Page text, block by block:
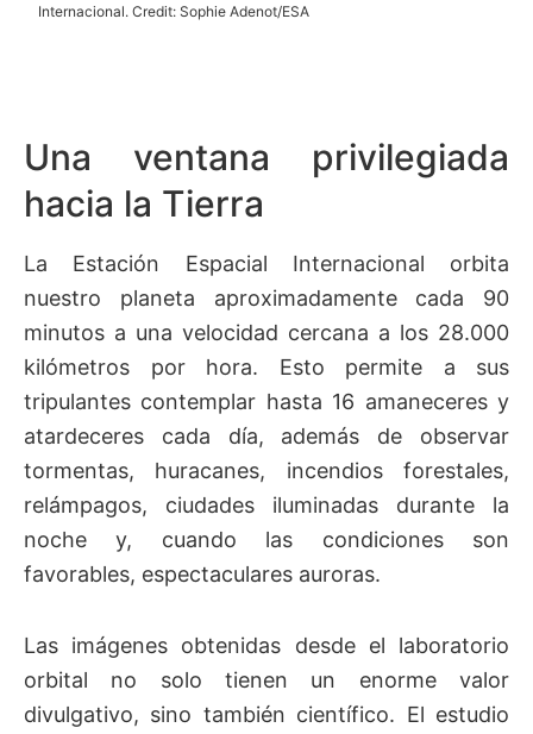
Internacional. Credit: Sophie Adenot/ESA
Una ventana privilegiada
hacia la Tierra
La Estación Espacial Internacional orbita
nuestro planeta aproximadamente cada 90
minutos a una velocidad cercana a los 28.000
kilómetros por hora. Esto permite a sus
tripulantes contemplar hasta 16 amaneceres y
atardeceres cada día, además de observar
tormentas, huracanes, incendios forestales,
relámpagos, ciudades iluminadas durante la
noche y, cuando las condiciones son
favorables, espectaculares auroras.
Las imágenes obtenidas desde el laboratorio
orbital no solo tienen un enorme valor
divulgativo, sino también científico. El estudio